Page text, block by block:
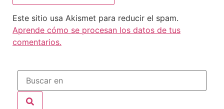
Este sitio usa Akismet para reducir el spam.
Aprende cómo se procesan los datos de tus
comentarios.